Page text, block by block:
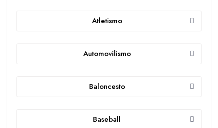
Atletismo
Automovilismo
Baloncesto
Baseball